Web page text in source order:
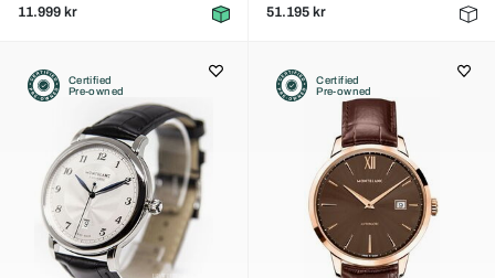
11.999 kr
51.195 kr
Certified
Pre-owned
Certified
Pre-owned